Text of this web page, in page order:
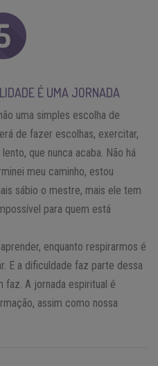
É UMA JORNADA
uma simples escolha de
de fazer escolhas, exercitar,
que nunca acaba. Não há
meu caminho, estou
sábio o mestre, mais ele tem
para quem está
enquanto respirarmos é
E a dificuldade faz parte dessa
faz. A jornada espiritual é
assim como nossa